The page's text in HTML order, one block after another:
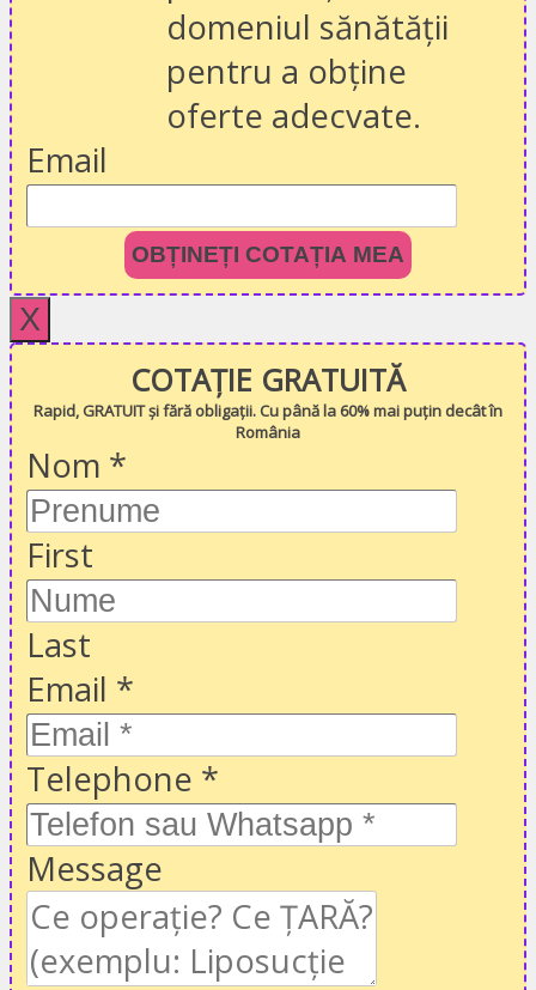
domeniul sănătății
pentru a obține
oferte adecvate.
Email
OBȚINEȚI COTAȚIA MEA
X
COTAȚIE GRATUITĂ
Rapid, GRATUIT și fără obligații. Cu până la 60% mai puțin decât în
România
Nom *
First
Last
Email *
Telephone *
Message